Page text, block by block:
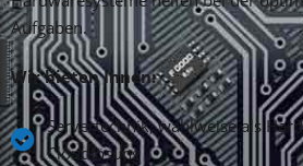
Aufgaben.
Wir bieten Ihnen:
Servertechnik, wahlweise als
Cloudlösung